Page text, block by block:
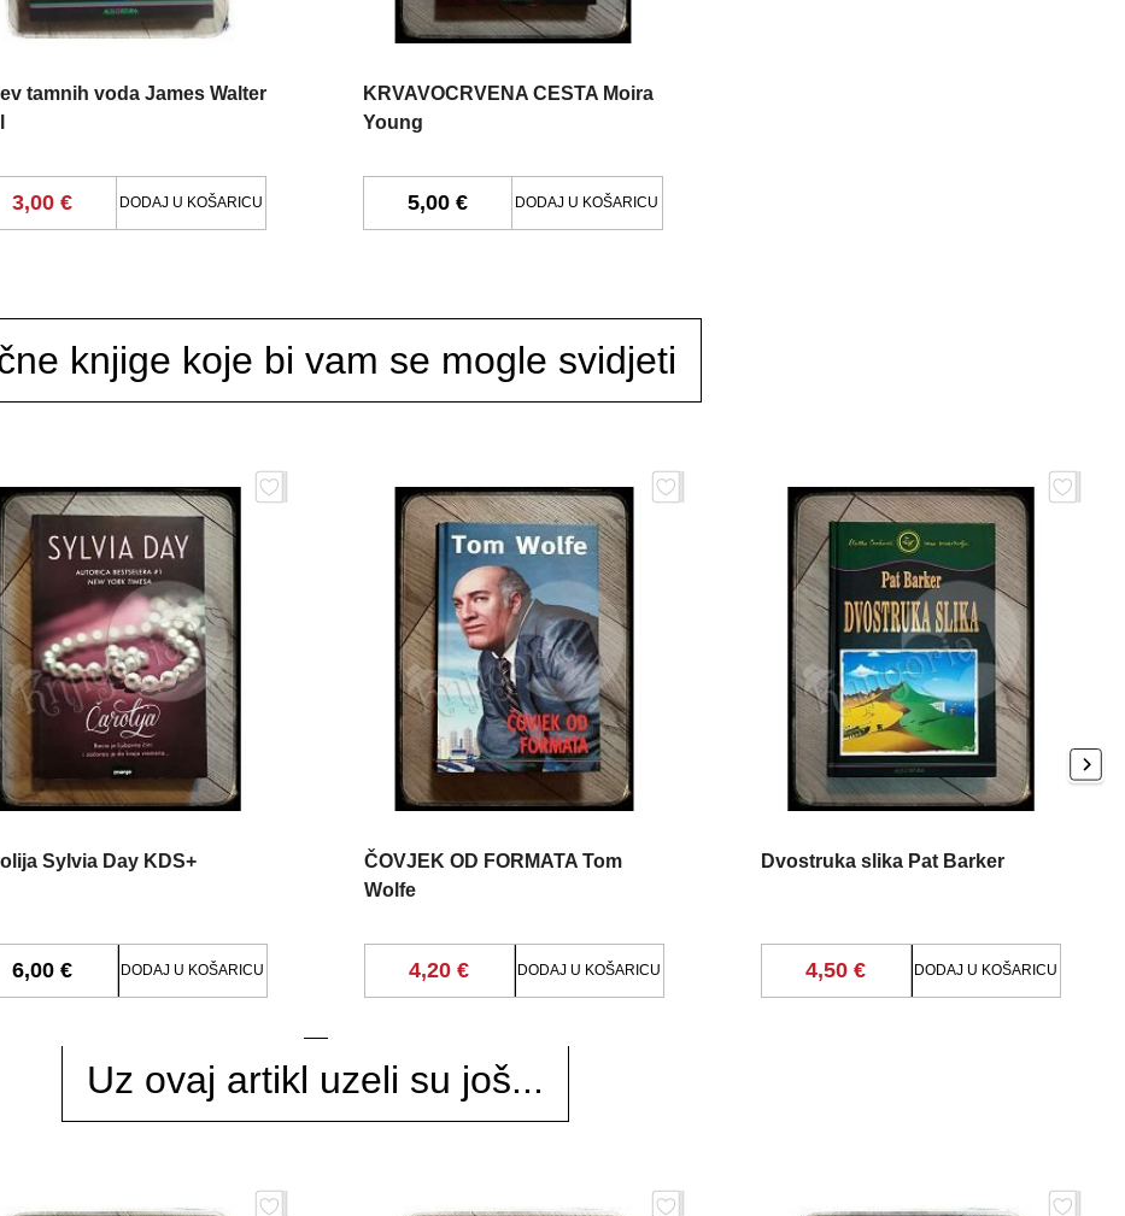
tamnih voda James Walter
3,00 € DODAJ U KOŠARICU
KRVAVOCRVENA CESTA Moira
Young
5,00 € DODAJ U KOŠARICU
knjige koje bi vam se mogle svidjeti
Sylvia Day KDS+
6,00 € DODAJ U KOŠARICU
ČOVJEK OD FORMATA Tom
Wolfe
4,20 € DODAJ U KOŠARICU
Dvostruka slika Pat Barker
4,50 € DODAJ U KOŠARICU
Uz ovaj artikl uzeli su još...